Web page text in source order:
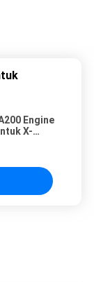
Engine
X-